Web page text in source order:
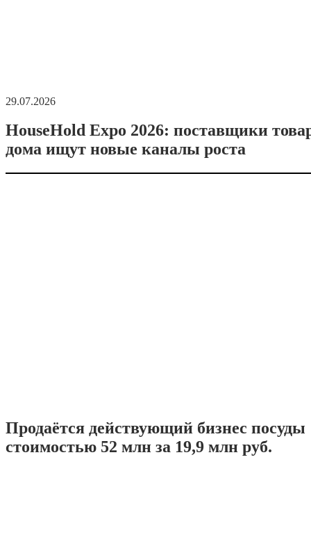
29.07.2026
HouseHold Expo 2026: поставщики
дома ищут новые каналы роста
Продаётся действующий бизнес посуды
стоимостью 52 млн за 19,9 млн руб.